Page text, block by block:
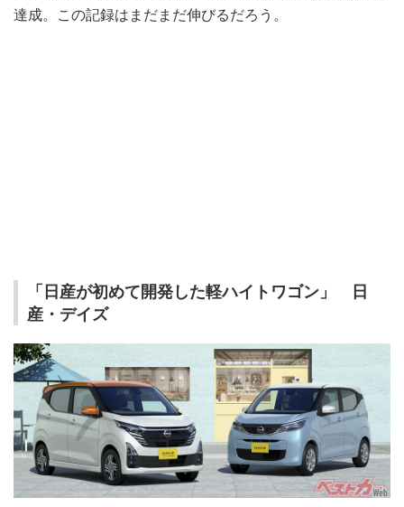
達成。この記録はまだまだ伸びるだろう。
「日産が初めて開発した軽ハイトワゴン」 日
産・デイズ